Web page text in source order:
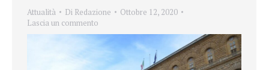
Attualità Di Redazione
Ottobre 12, 2020
Lascia un commento